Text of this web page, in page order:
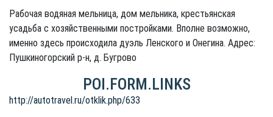
Рабочая водяная мельница, дом мельника, крестьянская
усадьба с хозяйственными постройками. Вполне возможно,
именно здесь происходила дуэль Ленского и Онегина. Адрес:
Пушкиногорский р-н, д. Бугрово
POI.FORM.LINKS
http://autotravel.ru/otklik.php/633